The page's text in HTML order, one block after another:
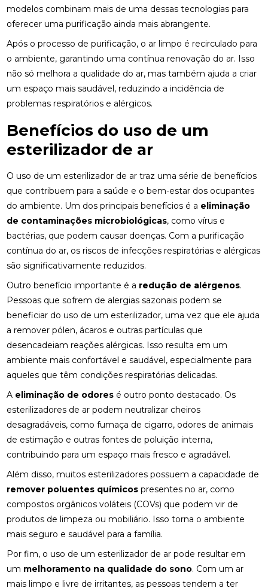
modelos combinam mais de uma dessas tecnologias para
oferecer uma purificação ainda mais abrangente.
Após o processo de purificação, o ar limpo é recirculado para
o ambiente, garantindo uma contínua renovação do ar. Isso
não só melhora a qualidade do ar, mas também ajuda a criar
um espaço mais saudável, reduzindo a incidência de
problemas respiratórios e alérgicos.
Benefícios do uso de um
esterilizador de ar
O uso de um esterilizador de ar traz uma série de benefícios
que contribuem para a saúde e o bem-estar dos ocupantes
do ambiente. Um dos principais benefícios é a eliminação
de contaminações microbiológicas, como vírus e
bactérias, que podem causar doenças. Com a purificação
contínua do ar, os riscos de infecções respiratórias e alérgicas
são significativamente reduzidos.
Outro benefício importante é a redução de alérgenos.
Pessoas que sofrem de alergias sazonais podem se
beneficiar do uso de um esterilizador, uma vez que ele ajuda
a remover pólen, ácaros e outras partículas que
desencadeiam reações alérgicas. Isso resulta em um
ambiente mais confortável e saudável, especialmente para
aqueles que têm condições respiratórias delicadas.
A eliminação de odores é outro ponto destacado. Os
esterilizadores de ar podem neutralizar cheiros
desagradáveis, como fumaça de cigarro, odores de animais
de estimação e outras fontes de poluição interna,
contribuindo para um espaço mais fresco e agradável.
Além disso, muitos esterilizadores possuem a capacidade de
remover poluentes químicos presentes no ar, como
compostos orgânicos voláteis (COVs) que podem vir de
produtos de limpeza ou mobiliário. Isso torna o ambiente
mais seguro e saudável para a família.
Por fim, o uso de um esterilizador de ar pode resultar em
um melhoramento na qualidade do sono. Com um ar
mais limpo e livre de irritantes, as pessoas tendem a ter